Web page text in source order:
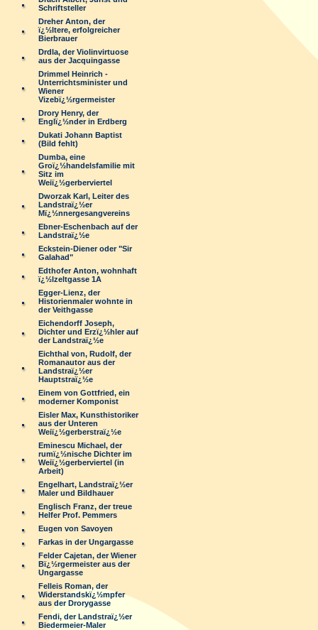
Schriftsteller
Dreher Anton, der
ï¿½ltere, erfolgreicher
Bierbrauer
Drdla, der Violinvirtuose
aus der Jacquingasse
Drimmel Heinrich -
Unterrichtsminister und
Wiener
Vizebï¿½rgermeister
Drory Henry, der
Englï¿½nder in Erdberg
Dukati Johann Baptist
(Bild fehlt)
Dumba, eine
Groï¿½handelsfamilie mit
Sitz im
Weiï¿½gerberviertel
Dworzak Karl, Leiter des
Landstraï¿½er
Mï¿½nnergesangvereins
Ebner-Eschenbach auf der
Landstraï¿½e
Eckstein-Diener oder "Sir
Galahad"
Edthofer Anton, wohnhaft
ï¿½lzeltgasse 1A
Egger-Lienz, der
Historienmaler wohnte in
der Veithgasse
Eichendorff Joseph,
Dichter und Erzï¿½hler auf
der Landstraï¿½e
Eichthal von, Rudolf, der
Romanautor aus der
Landstraï¿½er
Hauptstraï¿½e
Einem von Gottfried, ein
moderner Komponist
Eisler Max, Kunsthistoriker
aus der Unteren
Weiï¿½gerberstraï¿½e
Eminescu Michael, der
rumï¿½nische Dichter im
Weiï¿½gerberviertel (in
Arbeit)
Engelhart, Landstraï¿½er
Maler und Bildhauer
Englisch Franz, der treue
Helfer Prof. Pemmers
Eugen von Savoyen
Farkas in der Ungargasse
Felder Cajetan, der Wiener
Bï¿½rgermeister aus der
Ungargasse
Felleis Roman, der
Widerstandskï¿½mpfer
aus der Drorygasse
Fendi, der Landstraï¿½er
Biedermeier-Maler